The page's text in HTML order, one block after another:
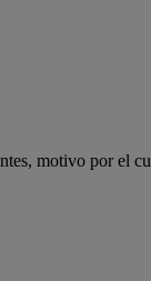
motivo por el